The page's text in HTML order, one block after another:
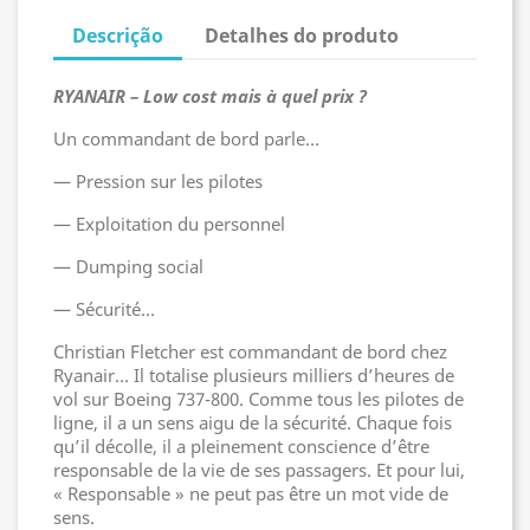
Descrição Detalhes do produto
RYANAIR – Low cost mais à quel prix ?
Un commandant de bord parle…
— Pression sur les pilotes
— Exploitation du personnel
— Dumping social
— Sécurité…
Christian Fletcher est commandant de bord chez
Ryanair… Il totalise plusieurs milliers d’heures de
vol sur Boeing 737-800. Comme tous les pilotes de
ligne, il a un sens aigu de la sécurité. Chaque fois
qu’il décolle, il a pleinement conscience d’être
responsable de la vie de ses passagers. Et pour lui,
« Responsable » ne peut pas être un mot vide de
sens.